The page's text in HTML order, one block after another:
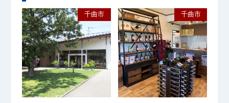
千曲市 千曲市